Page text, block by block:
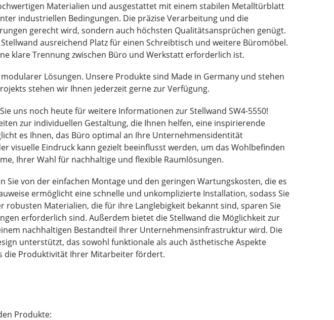
Materialien und ausgestattet mit einem stabilen Metalltürblatt
industriellen Bedingungen. Die präzise Verarbeitung und die
gerecht wird, sondern auch höchsten Qualitätsansprüchen genügt.
ausreichend Platz für einen Schreibtisch und weitere Büromöbel.
klare Trennung zwischen Büro und Werkstatt erforderlich ist.
Lösungen. Unsere Produkte sind Made in Germany und stehen
stehen wir Ihnen jederzeit gerne zur Verfügung.
uns noch heute für weitere Informationen zur Stellwand SW4-5550!
zur individuellen Gestaltung, die Ihnen helfen, eine inspirierende
es Ihnen, das Büro optimal an Ihre Unternehmensidentität
visuelle Eindruck kann gezielt beeinflusst werden, um das Wohlbefinden
Ihrer Wahl für nachhaltige und flexible Raumlösungen.
von der einfachen Montage und den geringen Wartungskosten, die es
ermöglicht eine schnelle und unkomplizierte Installation, sodass Sie
Materialien, die für ihre Langlebigkeit bekannt sind, sparen Sie
erforderlich sind. Außerdem bietet die Stellwand die Möglichkeit zur
nachhaltigen Bestandteil Ihrer Unternehmensinfrastruktur wird. Die
unterstützt, das sowohl funktionale als auch ästhetische Aspekte
die Produktivität Ihrer Mitarbeiter fördert.
Produkte: